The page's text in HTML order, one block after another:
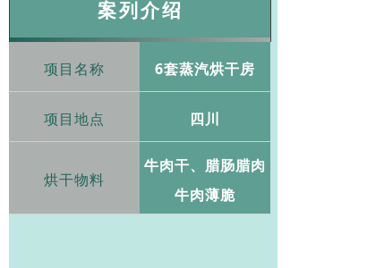
案列介绍
项目名称 6套蒸汽烘干房
项目地点 四川
烘干物料
牛肉干、腊肠腊肉
牛肉薄脆